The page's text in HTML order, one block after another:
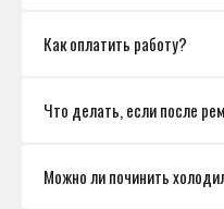
Как оплатить работу?
Что делать, если после
Можно ли починить